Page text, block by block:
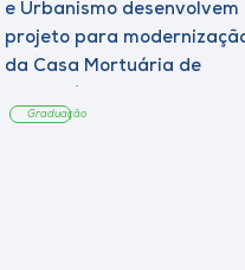
e Urbanismo desenvolvem
projeto para
da Casa Mortuária de
Graduação